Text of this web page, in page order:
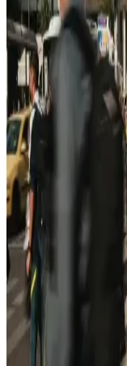
Casper
Yönlü Kullanım
Casper bilgisayarlar,
depolama
dayanıklı ve uygun
Casper Akıllı
Özellikler
Casper markasının
hakkında bilgi
odaklı ürünleriyle
takip ediyor.
Casper Nirvana
V5.1.10
Analizi
İki popüler taşınabilir
Monster HUMA H4
kriterleriyle